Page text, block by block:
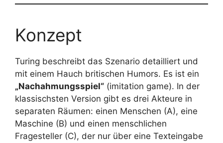
Konzept
Turing beschreibt das Szenario detailliert und
mit einem Hauch britischen Humors. Es ist ein
„Nachahmungsspiel“ (imitation game). In der
klassischsten Version gibt es drei Akteure in
separaten Räumen: einen Menschen (A), eine
Maschine (B) und einen menschlichen
Fragesteller (C), der nur über eine Texteingabe